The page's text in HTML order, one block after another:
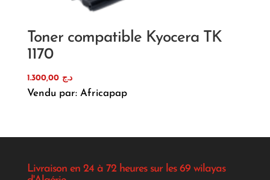
Toner compatible Kyocera TK
1170
د.ج 1.300,00
Vendu par: Africapap
Livraison en 24 à 72 heures sur les 69 wilayas